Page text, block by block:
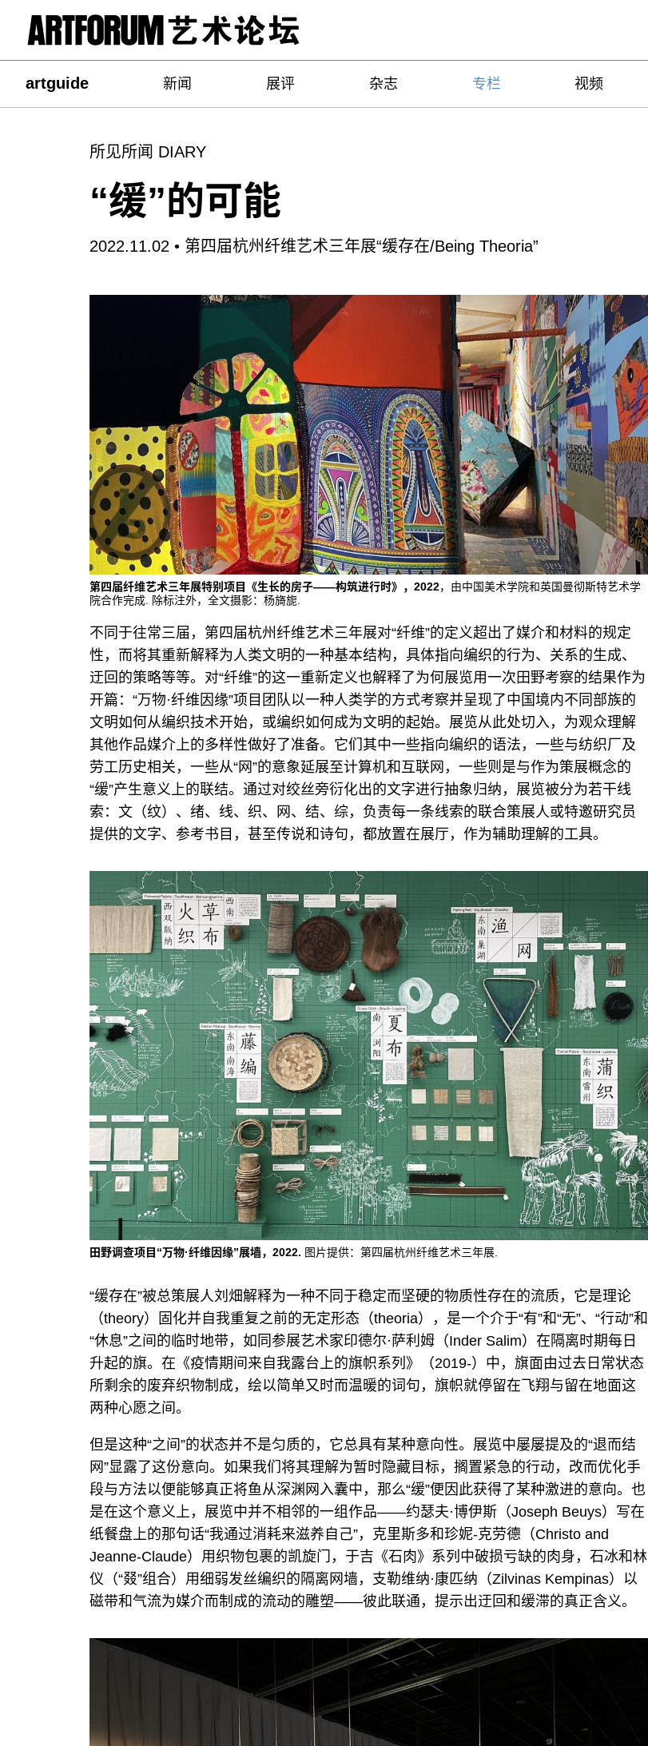
artguide 新闻 展评 杂志 专栏 视频
所见所闻 DIARY
“缓”的可能
2022.11.02 • 第四届杭州纤维艺术三年展“缓存在/Being Theoria”
第四届纤维艺术三年展特别项目《生长的房子——构筑进行时》，2022，由中国美术学院和英国曼彻斯特艺术学
院合作完成. 除标注外，全文摄影：杨旖旎.
不同于往常三届，第四届杭州纤维艺术三年展对“纤维”的定义超出了媒介和材料的规定
性，而将其重新解释为人类文明的一种基本结构，具体指向编织的行为、关系的生成、
迂回的策略等等。对“纤维”的这一重新定义也解释了为何展览用一次田野考察的结果作为
开篇：“万物·纤维因缘”项目团队以一种人类学的方式考察并呈现了中国境内不同部族的
文明如何从编织技术开始，或编织如何成为文明的起始。展览从此处切入，为观众理解
其他作品媒介上的多样性做好了准备。它们其中一些指向编织的语法，一些与纺织厂及
劳工历史相关，一些从“网”的意象延展至计算机和互联网，一些则是与作为策展概念的
“缓”产生意义上的联结。通过对绞丝旁衍化出的文字进行抽象归纳，展览被分为若干线
索：文（纹）、绪、线、织、网、结、综，负责每一条线索的联合策展人或特邀研究员
提供的文字、参考书目，甚至传说和诗句，都放置在展厅，作为辅助理解的工具。
田野调查项目“万物·纤维因缘”展墙，2022. 图片提供：第四届杭州纤维艺术三年展.
“缓存在”被总策展人刘畑解释为一种不同于稳定而坚硬的物质性存在的流质，它是理论
（theory）固化并自我重复之前的无定形态（theoria），是一个介于“有”和“无”、“行动”和
“休息”之间的临时地带，如同参展艺术家印德尔·萨利姆（Inder Salim）在隔离时期每日
升起的旗。在《疫情期间来自我露台上的旗帜系列》（2019-）中，旗面由过去日常状态
所剩余的废弃织物制成，绘以简单又时而温暖的词句，旗帜就停留在飞翔与留在地面这
两种心愿之间。
但是这种“之间”的状态并不是匀质的，它总具有某种意向性。展览中屡屡提及的“退而结
网”显露了这份意向。如果我们将其理解为暂时隐藏目标，搁置紧急的行动，改而优化手
段与方法以便能够真正将鱼从深渊网入囊中，那么“缓”便因此获得了某种激进的意向。也
是在这个意义上，展览中并不相邻的一组作品——约瑟夫·博伊斯（Joseph Beuys）写在
纸餐盘上的那句话“我通过消耗来滋养自己”，克里斯多和珍妮-克劳德（Christo and
Jeanne-Claude）用织物包裹的凯旋门，于吉《石肉》系列中破损亏缺的肉身，石冰和林
仪（“叕”组合）用细弱发丝编织的隔离网墙，支勒维纳·康匹纳（Zilvinas Kempinas）以
磁带和气流为媒介而制成的流动的雕塑——彼此联通，提示出迂回和缓滞的真正含义。